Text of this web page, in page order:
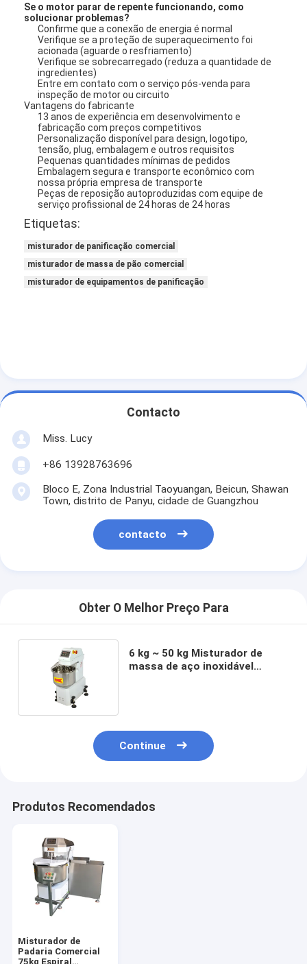
Se o motor parar de repente funcionando, como
solucionar problemas?
Confirme que a conexão de energia é normal
Verifique se a proteção de superaquecimento foi
acionada (aguarde o resfriamento)
Verifique se sobrecarregado (reduza a quantidade de
ingredientes)
Entre em contato com o serviço pós-venda para
inspeção de motor ou circuito
Vantagens do fabricante
13 anos de experiência em desenvolvimento e
fabricação com preços competitivos
Personalização disponível para design, logotipo,
tensão, plug, embalagem e outros requisitos
Pequenas quantidades mínimas de pedidos
Embalagem segura e transporte econômico com
nossa própria empresa de transporte
Peças de reposição autoproduzidas com equipe de
serviço profissional de 24 horas de 24 horas
Etiquetas:
misturador de panificação comercial
misturador de massa de pão comercial
misturador de equipamentos de panificação
Contacto
Miss. Lucy
+86 13928763696
Bloco E, Zona Industrial Taoyuangan, Beicun, Shawan
Town, distrito de Panyu, cidade de Guangzhou
contacto
Obter O Melhor Preço Para
6 kg ~ 50 kg Misturador de
massa de aço inoxidável
Continue
Produtos Recomendados
Misturador de
Padaria Comercial
75kg Espiral